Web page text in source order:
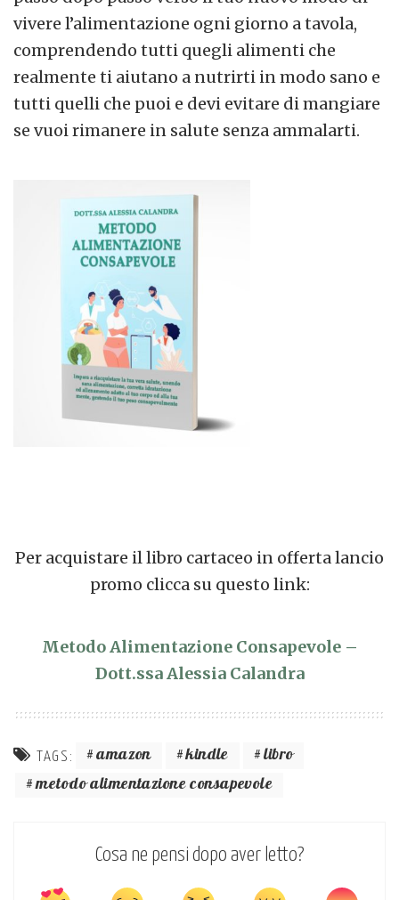
vivere l’alimentazione ogni giorno a tavola,
comprendendo tutti quegli alimenti che
realmente ti aiutano a nutrirti in modo sano e
tutti quelli che puoi e devi evitare di mangiare
se vuoi rimanere in salute senza ammalarti.
Per acquistare il libro cartaceo in offerta lancio
promo clicca su questo link:
Metodo Alimentazione Consapevole –
Dott.ssa Alessia Calandra
TAGS: amazon kindle
libro
metodo alimentazione consapevole
Cosa ne pensi dopo aver letto?